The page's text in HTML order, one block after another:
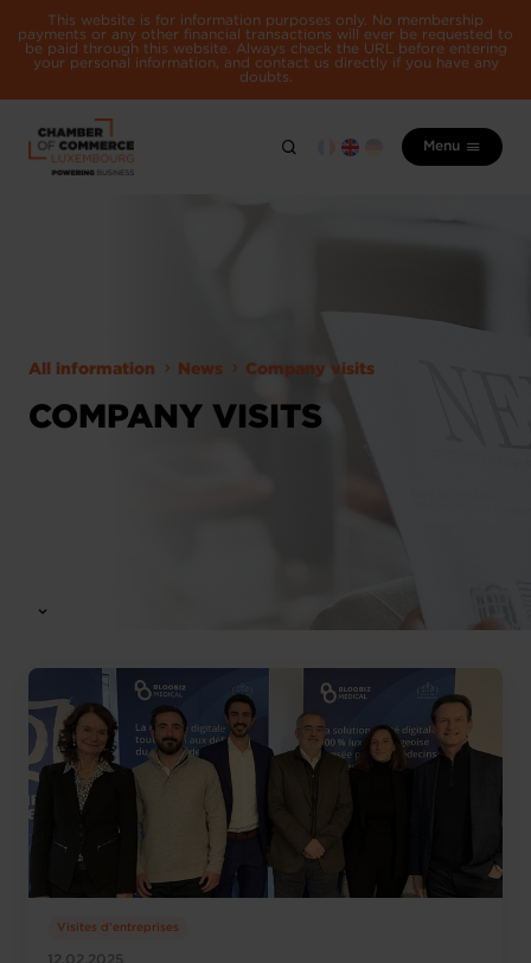
This website is for information purposes only. No membership
payments or any other financial transactions will ever be requested to
be paid through this website. Always check the URL before entering
your personal information, and contact us directly if you have any
doubts.
Menu
All information News Company visits
COMPANY VISITS
12.02.2025
Visites d'entreprises